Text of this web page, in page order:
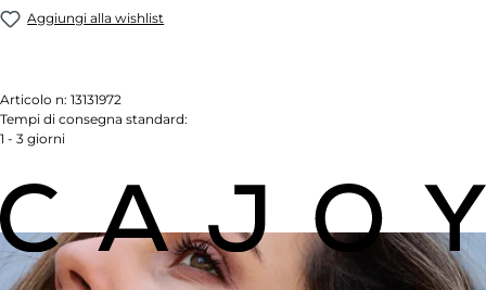
Aggiungi alla wishlist
Articolo n: 13131972
Tempi di consegna standard:
1 - 3 giorni